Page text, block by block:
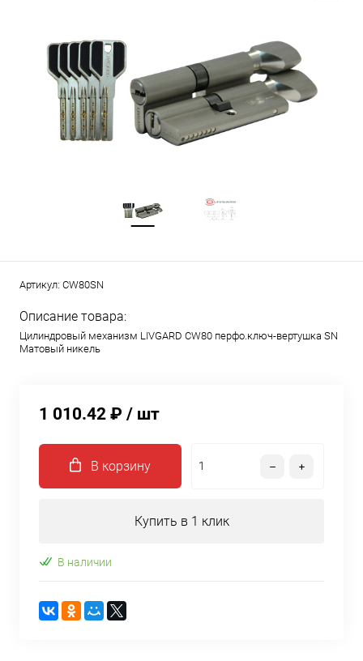
Артикул: CW80SN
Описание товара:
Цилиндровый механизм LIVGARD CW80 перфо.ключ-вертушка SN
Матовый никель
1 010.42 ₽ / шт
В корзину
Купить в 1 клик
В наличии